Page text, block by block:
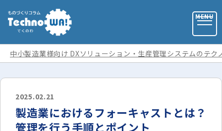
お役立ち資料
中小製造業様向け DXソリューション・生産管理システムのテク
2025.02.21
製造業におけるフォーキャストとは？
管理を行う手順とポイント